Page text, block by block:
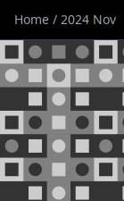
Home / 2024 Nov